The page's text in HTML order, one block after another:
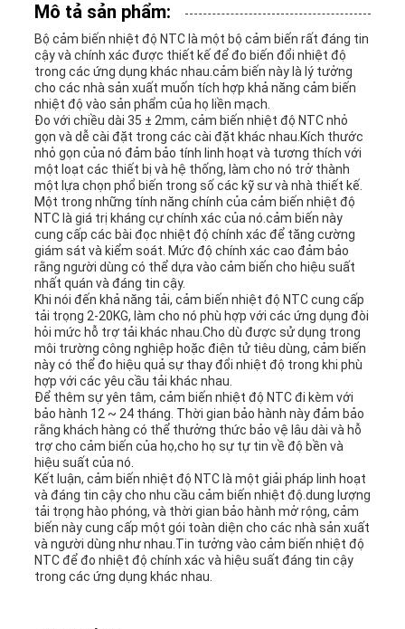
LIÊN
CHÚNG
TÔI
TIN
TỨC
YÊU
CẦU
BÁO
GIÁ
SHOW
Mô tả sản phẩm:
Bộ cảm biến nhiệt độ NTC là một bộ cảm biến rất đáng tin
cậy và chính xác được thiết kế để đo biến đổi nhiệt độ
trong các ứng dụng khác nhau.cảm biến này là lý tưởng
cho các nhà sản xuất muốn tích hợp khả năng cảm biến
nhiệt độ vào sản phẩm của họ liền mạch.
Đo với chiều dài 35 ± 2mm, cảm biến nhiệt độ NTC nhỏ
gọn và dễ cài đặt trong các cài đặt khác nhau.Kích thước
nhỏ gọn của nó đảm bảo tính linh hoạt và tương thích với
một loạt các thiết bị và hệ thống, làm cho nó trở thành
một lựa chọn phổ biến trong số các kỹ sư và nhà thiết kế.
Một trong những tính năng chính của cảm biến nhiệt độ
NTC là giá trị kháng cự chính xác của nó.cảm biến này
cung cấp các bài đọc nhiệt độ chính xác để tăng cường
giám sát và kiểm soát. Mức độ chính xác cao đảm bảo
rằng người dùng có thể dựa vào cảm biến cho hiệu suất
nhất quán và đáng tin cậy.
Khi nói đến khả năng tải, cảm biến nhiệt độ NTC cung cấp
tải trọng 2-20KG, làm cho nó phù hợp với các ứng dụng đòi
hỏi mức hỗ trợ tải khác nhau.Cho dù được sử dụng trong
môi trường công nghiệp hoặc điện tử tiêu dùng, cảm biến
này có thể đo hiệu quả sự thay đổi nhiệt độ trong khi phù
hợp với các yêu cầu tải khác nhau.
Để thêm sự yên tâm, cảm biến nhiệt độ NTC đi kèm với
bảo hành 12 ~ 24 tháng. Thời gian bảo hành này đảm bảo
rằng khách hàng có thể thưởng thức bảo vệ lâu dài và hỗ
trợ cho cảm biến của họ,cho họ sự tự tin về độ bền và
hiệu suất của nó.
Kết luận, cảm biến nhiệt độ NTC là một giải pháp linh hoạt
và đáng tin cậy cho nhu cầu cảm biến nhiệt độ.dung lượng
tải trọng hào phóng, và thời gian bảo hành mở rộng, cảm
biến này cung cấp một gói toàn diện cho các nhà sản xuất
và người dùng như nhau.Tin tưởng vào cảm biến nhiệt độ
NTC để đo nhiệt độ chính xác và hiệu suất đáng tin cậy
trong các ứng dụng khác nhau.